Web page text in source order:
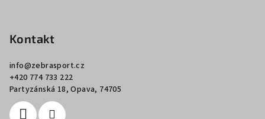
Kontakt
info@zebrasport.cz
+420 774 733 222
Partyzánská 18, Opava, 74705